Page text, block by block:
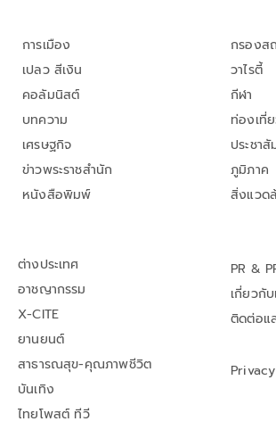
การเมือง
เปลว สีเงิน
คอลัมนิสต์
บทความ
เศรษฐกิจ
ข่าวพระราชสำนัก
หนังสือพิมพ์
กรองส
วาไรตี้
กีฬา
ท่องเที่
ประชา
ภูมิภาค
สิ่งแวด
ต่างประเทศ
อาชญากรรม
X-CITE
ยานยนต์
สาธารณสุข-คุณภาพชีวิต
บันเทิง
ไทยโพสต์ ทีวี
PR &
เกี่ยวกับ
ติดต่อแ